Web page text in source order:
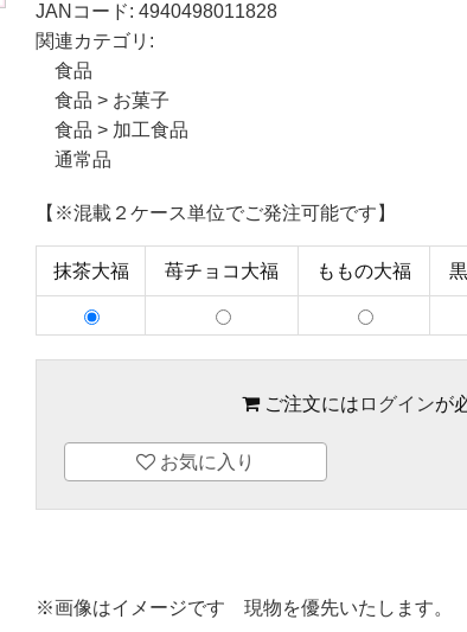
JANコード: 4940498011828
関連カテゴリ:
食品
食品 > お菓子
食品 > 加工食品
通常品
【※混載２ケース単位でご発注可能です】
抹茶大福 苺チョコ大福 ももの大福
ご注文には ログインが
お気に入り
※画像はイメージです 現物を優先いたします。